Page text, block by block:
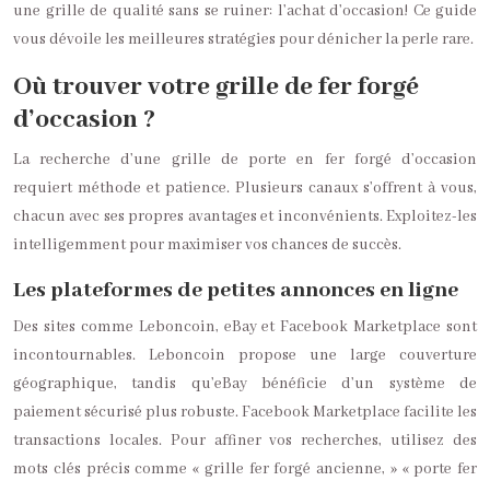
une grille de qualité sans se ruiner: l’achat d’occasion! Ce guide
vous dévoile les meilleures stratégies pour dénicher la perle rare.
Où trouver votre grille de fer forgé
d’occasion ?
La recherche d’une grille de porte en fer forgé d’occasion
requiert méthode et patience. Plusieurs canaux s’offrent à vous,
chacun avec ses propres avantages et inconvénients. Exploitez-les
intelligemment pour maximiser vos chances de succès.
Les plateformes de petites annonces en ligne
Des sites comme Leboncoin, eBay et Facebook Marketplace sont
incontournables. Leboncoin propose une large couverture
géographique, tandis qu’eBay bénéficie d’un système de
paiement sécurisé plus robuste. Facebook Marketplace facilite les
transactions locales. Pour affiner vos recherches, utilisez des
mots clés précis comme « grille fer forgé ancienne, » « porte fer